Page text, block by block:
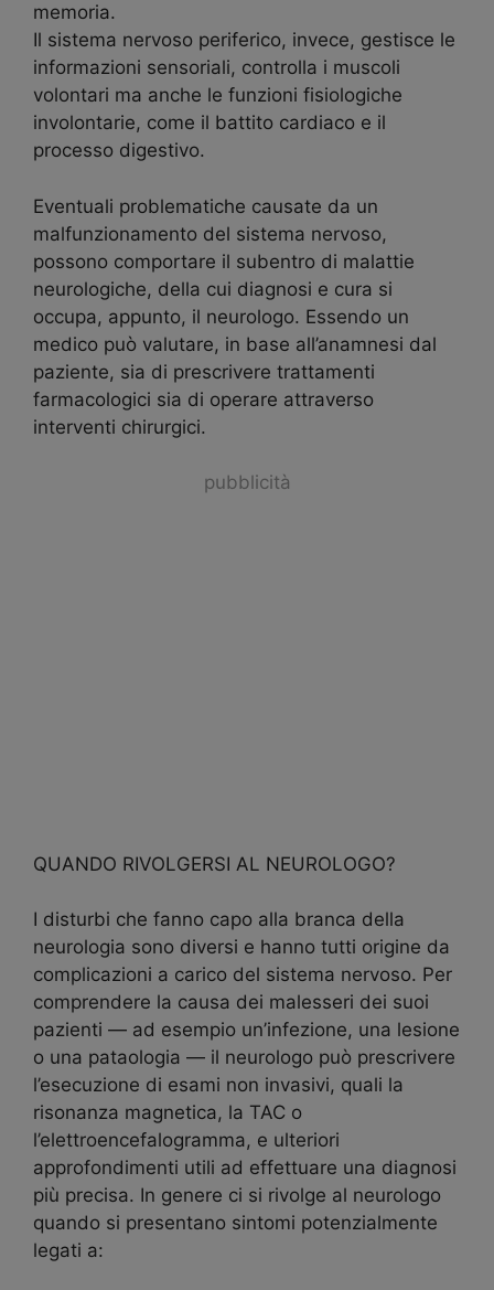
memoria.
Il sistema nervoso periferico, invece, gestisce le
informazioni sensoriali, controlla i muscoli
volontari ma anche le funzioni fisiologiche
involontarie, come il battito cardiaco e il
processo digestivo.
Eventuali problematiche causate da un
malfunzionamento del sistema nervoso,
possono comportare il subentro di malattie
neurologiche, della cui diagnosi e cura si
occupa, appunto, il neurologo. Essendo un
medico può valutare, in base all’anamnesi dal
paziente, sia di prescrivere trattamenti
farmacologici sia di operare attraverso
interventi chirurgici.
pubblicità
QUANDO RIVOLGERSI AL NEUROLOGO?
I disturbi che fanno capo alla branca della
neurologia sono diversi e hanno tutti origine da
complicazioni a carico del sistema nervoso. Per
comprendere la causa dei malesseri dei suoi
pazienti — ad esempio un’infezione, una lesione
o una pataologia — il neurologo può prescrivere
l’esecuzione di esami non invasivi, quali la
risonanza magnetica, la TAC o
l’elettroencefalogramma, e ulteriori
approfondimenti utili ad effettuare una diagnosi
più precisa. In genere ci si rivolge al neurologo
quando si presentano sintomi potenzialmente
legati a: